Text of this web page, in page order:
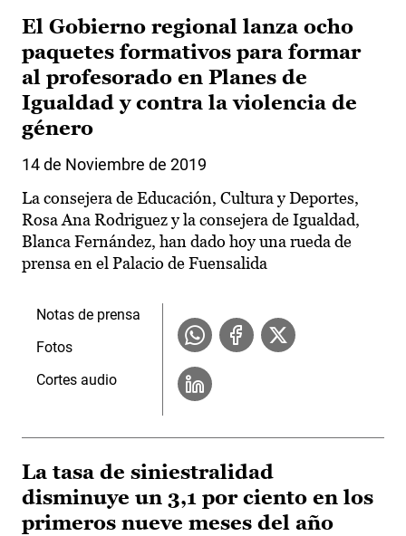
El Gobierno regional lanza ocho
paquetes formativos para formar
al profesorado en Planes de
Igualdad y contra la violencia de
género
14 de Noviembre de 2019
La consejera de Educación, Cultura y Deportes,
Rosa Ana Rodriguez y la consejera de Igualdad,
Blanca Fernández, han dado hoy una rueda de
prensa en el Palacio de Fuensalida
Notas de prensa
Fotos
Cortes audio
La tasa de siniestralidad
disminuye un 3,1 por ciento en los
primeros nueve meses del año